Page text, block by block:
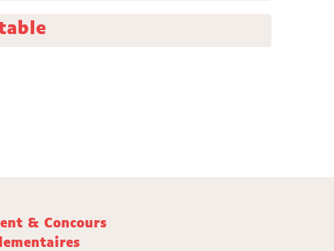
& Concours